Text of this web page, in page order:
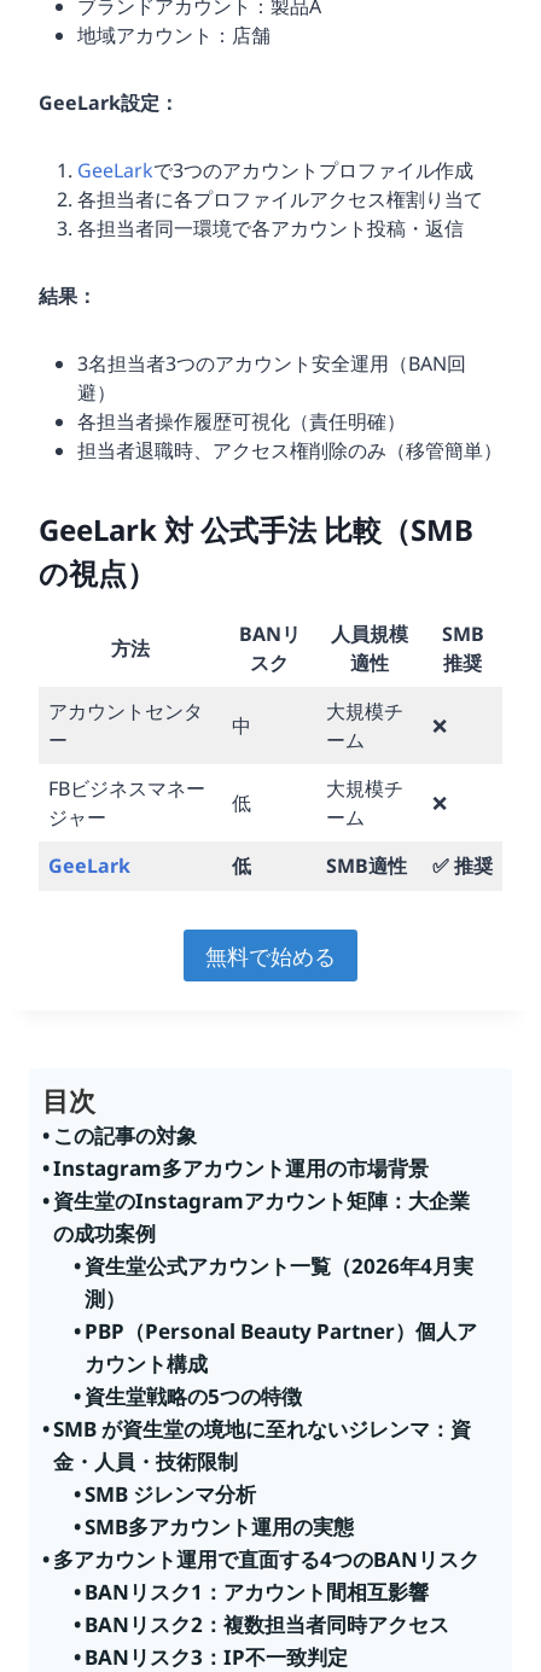
ブランドアカウント：製品A
地域アカウント：店舗
GeeLark設定：
GeeLarkで3つのアカウントプロファイル作成
各担当者に各プロファイルアクセス権割り当て
各担当者同一環境で各アカウント投稿・返信
結果：
3名担当者3つのアカウント安全運用（BAN回
避）
各担当者操作履歴可視化（責任明確）
担当者退職時、アクセス権削除のみ（移管簡単）
GeeLark 対 公式手法 比較（SMB
の視点）
方法
BANリ
スク
人員規模
適性
SMB
推奨
アカウントセンタ
ー
中
大規模チ
ーム
❌
FBビジネスマネー
ジャー
低
大規模チ
ーム
❌
GeeLark 低 SMB適性 ✅ 推奨
無料で始める
目次
この記事の対象
Instagram多アカウント運用の市場背景
資生堂のInstagramアカウント矩陣：大企業
の成功案例
資生堂公式アカウント一覧（2026年4月実
測）
PBP（Personal Beauty Partner）個人ア
カウント構成
資生堂戦略の5つの特徴
SMB が資生堂の境地に至れないジレンマ：資
金・人員・技術限制
SMB ジレンマ分析
SMB多アカウント運用の実態
多アカウント運用で直面する4つのBANリスク
BANリスク1：アカウント間相互影響
BANリスク2：複数担当者同時アクセス
BANリスク3：IP不一致判定